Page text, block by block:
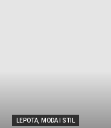
LEPOTA, MODA I STIL